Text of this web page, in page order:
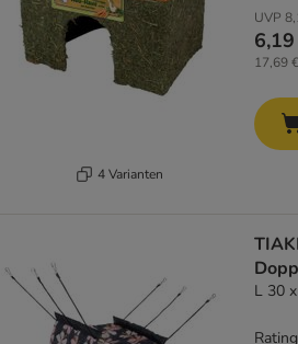
4 Varianten
UVP
17,69
L 30